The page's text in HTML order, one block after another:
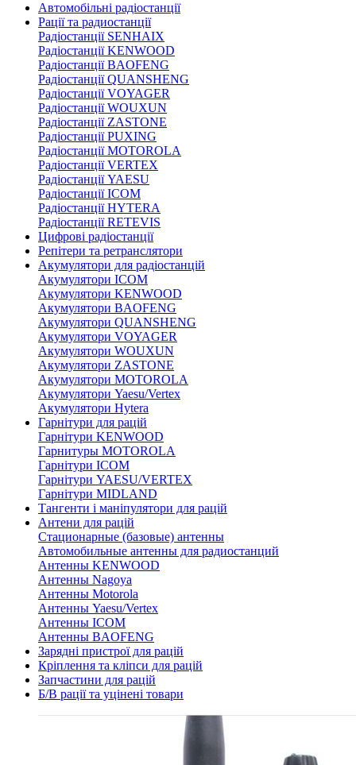
Автомобільні радіостанції
Рації та радиостанції
Радіостанції SENHAIX
Радіостанції KENWOOD
Радіостанції BAOFENG
Радіостанції QUANSHENG
Радіостанції VOYAGER
Радіостанції WOUXUN
Радіостанції ZASTONE
Радіостанції PUXING
Радіостанції MOTOROLA
Радіостанції VERTEX
Радіостанції YAESU
Радіостанції ICOM
Радіостанції HYTERA
Радіостанції RETEVIS
Цифрові радіостанції
Репітери та ретранслятори
Акумулятори для радіостанцій
Акумулятори ICOM
Акумулятори KENWOOD
Акумулятори BAOFENG
Акумулятори QUANSHENG
Акумулятори VOYAGER
Акумулятори WOUXUN
Акумулятори ZASTONE
Акумулятори MOTOROLA
Акумулятори Yaesu/Vertex
Акумулятори Hytera
Гарнітури для рацій
Гарнітури KENWOOD
Гарнитуры MOTOROLA
Гарнітури ICOM
Гарнітури YAESU/VERTEX
Гарнітури MIDLAND
Тангенти і маніпулятори для рацій
Антени для рацій
Стационарные (базовые) антенны
Автомобильные антенны для радиостанций
Антенны KENWOOD
Антенны Nagoya
Антенны Motorola
Антенны Yaesu/Vertex
Антенны ICOM
Антенны BAOFENG
Зарядні пристрої для рацій
Кріплення та кліпси для рацій
Запчастини для рацій
Б/В рації та уцінені товари